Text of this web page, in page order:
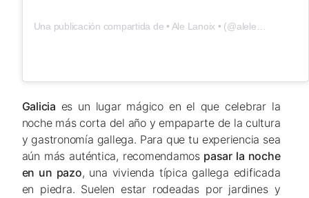
Una publicación compartida de • Ale Lanoix • (@alelehop)
Galicia es un lugar mágico en el que celebrar la
noche más corta del año y empaparte de la cultura
y gastronomía gallega. Para que tu experiencia sea
aún más auténtica, recomendamospasar la noche
en un pazo, una vivienda típica gallega edificada
en piedra. Suelen estar rodeadas por jardines y